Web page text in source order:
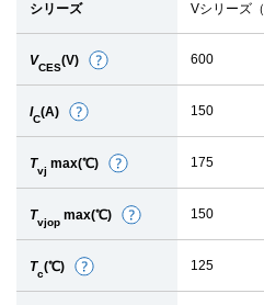
シリーズ Vシリーズ
VCES(V)
詳
細
600
IC(A)
詳
細
150
Tvj max(℃)
詳
細
175
Tvjop max(℃)
詳
細
150
Tc(℃)
詳
細
125